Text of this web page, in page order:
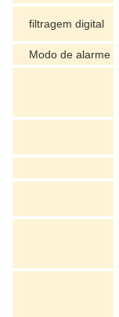
filtragem digital
Modo de alarme